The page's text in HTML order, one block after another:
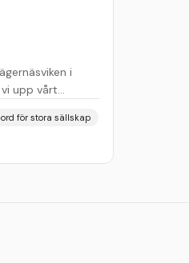
i
upp vårt
Julbuffé kommer
från Julskinka &
där emellan.
för stora sällskap